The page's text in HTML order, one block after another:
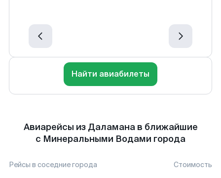
Найти авиабилеты
Авиарейсы из Даламана в ближайшие
с Минеральными Водами города
Рейсы в соседние города Стоимость